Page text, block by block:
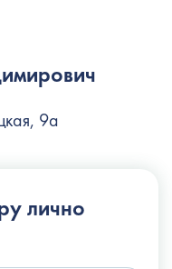
9а
лично